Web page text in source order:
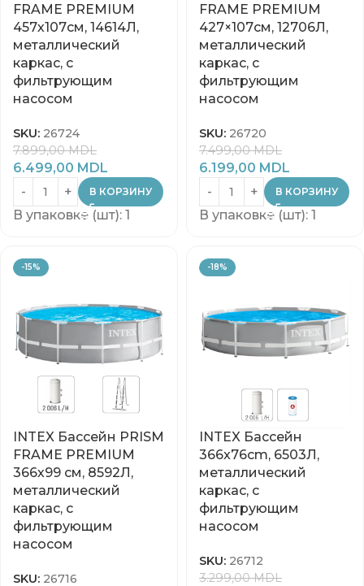
FRAME PREMIUM
457х107см, 14614Л,
металлический
каркас, с
фильтрующим
насосом
SKU: 26724
7.899,00MDL
6.499,00 MDL
В КОРЗИНУ
В упаковке (шт): 1
FRAME PREMIUM
427×107см, 12706Л,
металлический
каркас, с
фильтрующим
насосом
SKU: 26720
7.499,00MDL
6.199,00 MDL
В КОРЗИНУ
В упаковке (шт): 1
-15%
INTEX Бассейн PRISM
FRAME PREMIUM
366х99 см, 8592Л,
металлический
каркас, с
фильтрующим
насосом
SKU: 26716
-18%
INTEX Бассейн
366x76cm, 6503Л,
металлический
каркас, с
фильтрующим
насосом
SKU: 26712
3.299,00MDL